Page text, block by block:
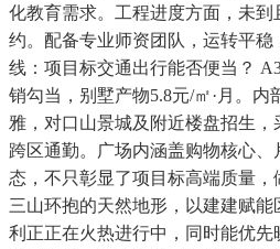
化教育需求。工程进度方面，未
约。配备专业师资团队，运转平
线：项目标交通出行能否便当？
销勾当，别墅产物5.8元/㎡·月。内
雅，对口山景城及附近楼盘招生
跨区通勤。广场内涵盖购物核心
态，不只彰显了项目标高端质量，
三山环抱的天然地形，以建建赋
利正正在火热进行中，同时能优先